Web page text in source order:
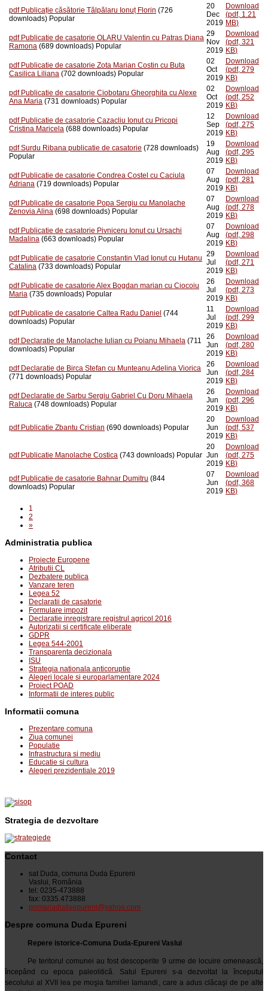
pdf Publicație căsătorie Tălpălaru Ionuț Florin (726
downloads) Popular
20
Dec
2019
Download
(pdf, 1.21
MB)
pdf Publicatie de casatorie OLARU Valentin cu Patras Diana
Ramona (689 downloads) Popular
29
Nov
2019
Download
(pdf, 321
KB)
pdf Publicatie de casatorie Zota Marian Costin cu Buta
Casilica Liliana (702 downloads) Popular
02
Oct
2019
Download
(pdf, 279
KB)
pdf Publicatie de casatorie Ciobotaru Gheorghita cu Alexe
Ana Maria (731 downloads) Popular
02
Oct
2019
Download
(pdf, 252
KB)
pdf Publicatie de casatorie Cazacliu Ionut cu Pricopi
Cristina Maricela (688 downloads) Popular
12
Sep
2019
Download
(pdf, 275
KB)
pdf Surdu Ribana publicatie de casatorie (728 downloads)
Popular
19
Aug
2019
Download
(pdf, 295
KB)
pdf Publicatie de casatorie Condrea Costel cu Caciula
Adriana (719 downloads) Popular
07
Aug
2019
Download
(pdf, 281
KB)
pdf Publicatie de casatorie Popa Sergiu cu Manolache
Zenovia Alina (698 downloads) Popular
07
Aug
2019
Download
(pdf, 278
KB)
pdf Publicatie de casatorie Pivniceru Ionut cu Ursachi
Madalina (663 downloads) Popular
07
Aug
2019
Download
(pdf, 298
KB)
pdf Publicatie de casatorie Constantin Vlad Ionut cu Hutanu
Catalina (733 downloads) Popular
29
Jul
2019
Download
(pdf, 271
KB)
pdf Publicatie de casatorie Alex Bogdan marian cu Ciocoiu
Maria (735 downloads) Popular
26
Jul
2019
Download
(pdf, 273
KB)
pdf Publicatie de casatorie Caltea Radu Daniel (744
downloads) Popular
11
Jul
2019
Download
(pdf, 299
KB)
pdf Declaratie de Manolache Iulian cu Poianu Mihaela (711
downloads) Popular
26
Jun
2019
Download
(pdf, 280
KB)
pdf Declaratie de Birca Stefan cu Munteanu Adelina Viorica
(771 downloads) Popular
26
Jun
2019
Download
(pdf, 284
KB)
pdf Declaratie de Sarbu Sergiu Gabriel Cu Doru Mihaela
Raluca (748 downloads) Popular
26
Jun
2019
Download
(pdf, 296
KB)
pdf Publicatie Zbantu Cristian (690 downloads) Popular
20
Jun
2019
Download
(pdf, 537
KB)
pdf Publicatie Manolache Costica (743 downloads) Popular
20
Jun
2019
Download
(pdf, 275
KB)
pdf Publicatie de casatorie Bahnar Dumitru (844
downloads) Popular
07
Jun
2019
Download
(pdf, 368
KB)
1
2
»
Administratia publica
Proiecte Europene
Atributii CL
Dezbatere publica
Vanzare teren
Legea 52
Declaratii de casatorie
Formulare impozit
Declaratie inregistrare registrul agricol 2016
Autorizatii si certificate eliberate
GDPR
Legea 544-2001
Transparenta decizionala
ISU
Strategia nationala anticoruptie
Alegeri locale si europarlamentare 2024
Proiect POAD
Informatii de interes public
Informatii comuna
Prezentare comuna
Ziua comunei
Populatie
Infrastructura si mediu
Educatie si cultura
Alegeri prezidentiale 2019
Strategia de dezvoltare
Contact
sat Duda, comuna Duda Epureni
Vaslui, România
tel: 0235-473888
fax: 0335.473888
primariadudaepureni@yahoo.com
Despre comuna Duda Epureni
Repere istorice-Comuna Duda-Epureni Vaslui
Pe teritorul comunei au fost descoperite 9 urme de locuire omenească,
începând cu epoca paleolitică. Satul Epureni s-a dezvoltat la începutul
secolului al XVII lea pe moşia familiei Iamandi, care a adus clăcaşi de pe alte